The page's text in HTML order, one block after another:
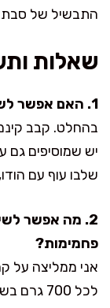
התבשיל של
שאלות
1. האם אפשר לשלב סוגי בשרים שונים בקבב קינמון?
בהחלט. קבב
יש שמוסיפים גם
שלבו עוף עם
2. מה אפשר
פחמימות?
אני ממליצה על
לכל 700